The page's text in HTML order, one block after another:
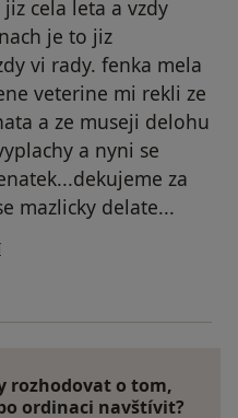
cela leta a vzdy
je to jiz
vi rady. fenka mela
veterine mi rekli ze
a ze museji delohu
a nyni se
za
mazlicky delate...
Váš účet byl odstraněn
rozhodovat o tom,
ordinaci navštívit?